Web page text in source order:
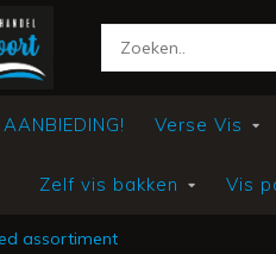
AANBIEDING! Verse Vis
Zelf vis bakken Vis
assortiment